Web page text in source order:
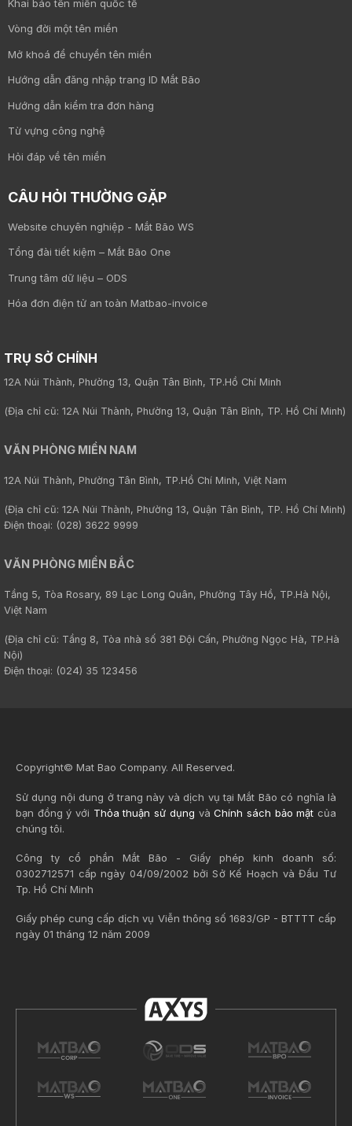
Khai báo tên miền quốc tế
Vòng đời một tên miền
Mở khoá để chuyển tên miền
Hướng dẫn đăng nhập trang ID Mắt Bão
Hướng dẫn kiểm tra đơn hàng
Từ vựng công nghệ
Hỏi đáp về tên miền
CÂU HỎI THƯỜNG GẶP
Website chuyên nghiệp - Mắt Bão WS
Tổng đài tiết kiệm – Mắt Bão One
Trung tâm dữ liệu – ODS
Hóa đơn điện tử an toàn Matbao-invoice
TRỤ SỞ CHÍNH
12A Núi Thành, Phường 13, Quận Tân Bình, TP.Hồ Chí Minh
(Địa chỉ cũ: 12A Núi Thành, Phường 13, Quận Tân Bình, TP. Hồ Chí Minh)
VĂN PHÒNG MIỀN NAM
12A Núi Thành, Phường Tân Bình, TP.Hồ Chí Minh, Việt Nam
(Địa chỉ cũ: 12A Núi Thành, Phường 13, Quận Tân Bình, TP. Hồ Chí Minh)
Điện thoại: (028) 3622 9999
VĂN PHÒNG MIỀN BẮC
Tầng 5, Tòa Rosary, 89 Lạc Long Quân, Phường Tây Hồ, TP.Hà Nội,
Việt Nam
(Địa chỉ cũ: Tầng 8, Tòa nhà số 381 Đội Cấn, Phường Ngọc Hà, TP.Hà
Nội)
Điện thoại: (024) 35 123456
Copyright© Mat Bao Company. All Reserved.
Sử dụng nội dung ở trang này và dịch vụ tại Mắt Bão có nghĩa là
bạn đồng ý với Thỏa thuận sử dụng vàChính sách bảo mật của
chúng tôi.
Công ty cổ phần Mắt Bão - Giấy phép kinh doanh số:
0302712571 cấp ngày 04/09/2002 bởi Sở Kế Hoạch và Đầu Tư
Tp. Hồ Chí Minh
Giấy phép cung cấp dịch vụ Viễn thông số 1683/GP - BTTTT cấp
ngày 01 tháng 12 năm 2009